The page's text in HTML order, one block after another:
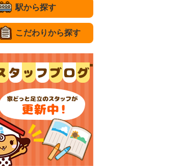
駅から探す
こだわりから探す